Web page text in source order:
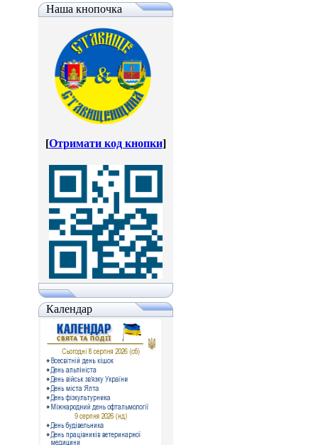
Наша кнопочка
[Отримати код кнопки]
Календар